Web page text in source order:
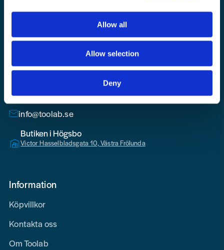
Allow all
Allow selection
Deny
Toolab.se
Måndag-Fredag 08.00-15:00
info@toolab.se
Butiken i Högsbo
Victor Hasselbladsgata 10, Västra Frölunda
Information
Köpvillkor
Kontakta oss
Om Toolab